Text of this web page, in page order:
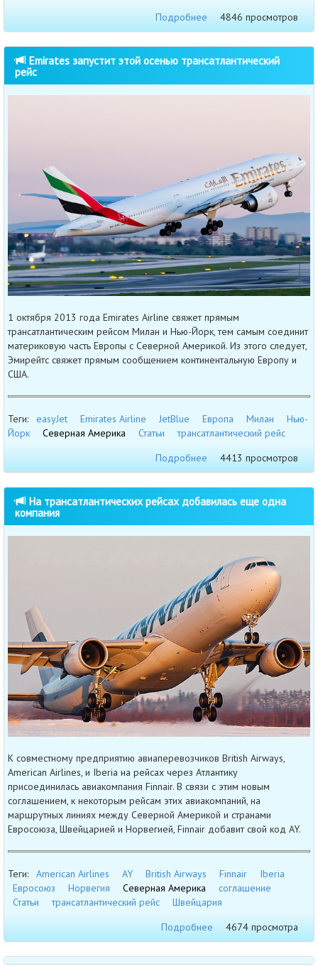
Подробнее
4846 просмотров
Emirates запустит этой осенью трансатлантический
рейс
1 октября 2013 года Emirates Airline свяжет прямым
трансатлантическим рейсом Милан и Нью-Йорк, тем самым соединит
материковую часть Европы с Северной Америкой. Из этого следует,
Эмирейтс свяжет прямым сообщением континентальную Европу и
США.
Теги: easyJet Emirates Airline JetBlue Европа Милан
Нью-
Йорк
Северная Америка Статьи
трансатлантический рейс
Подробнее
4413 просмотров
На трансатлантических рейсах добавилась еще одна
компания
К совместному предприятию авиаперевозчиков British Airways,
American Airlines, и Iberia на рейсах через Атлантику
присоединилась авиакомпания Finnair. В связи с этим новым
соглашением, к некоторым рейсам этих авиакомпаний, на
маршрутных линиях между Северной Америкой и странами
Евросоюза, Швейцарией и Норвегией, Finnair добавит свой код AY.
Теги: American Airlines AY British Airways Finnair
Iberia
Евросоюз
Норвегия Северная Америка
соглашение
Статьи
трансатлантический рейс
Швейцария
Подробнее
4674 просмотра